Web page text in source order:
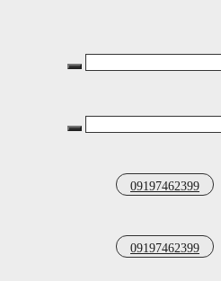
09197462399
09197462399